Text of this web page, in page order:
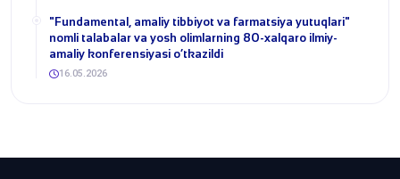
​"Fundamental, amaliy tibbiyot va farmatsiya yutuqlari"
nomli talabalar va yosh olimlarning 80-xalqaro ilmiy-
amaliy konferensiyasi o‘tkazildi
16.05.2026